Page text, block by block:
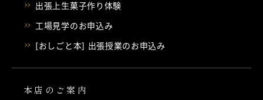
出張上生菓子作り体験
工場見学のお申込み
[おしごと本] 出張授業のお申込み
本店のご案内